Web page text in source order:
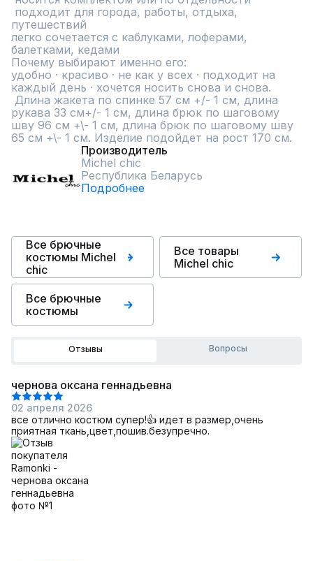
путешествий
легко сочетается с каблуками, лоферами,
балетками, кедами
Почему выбирают именно его:
удобно · красиво · не как у всех · подходит на
каждый день · хочется носить снова и снова.
рукава 33 см+/- 1 см, длина брюк по шаговому
шву 96 см +\- 1 см, длина брюк по шаговому шву
65 см +\- 1 см. Изделие подойдет на рост 170 см.
Производитель
Michel chic
Республика Беларусь
Подробнее
Все брючные
костюмы Michel
chic
Все товары
Michel chic
Все брючные
костюмы
Отзывы Вопросы
чернова оксана геннадьевна
02 апреля 2026
все отлично костюм супер!👍 идет в размер,очень
приятная ткань,цвет,пошив.безупречно.